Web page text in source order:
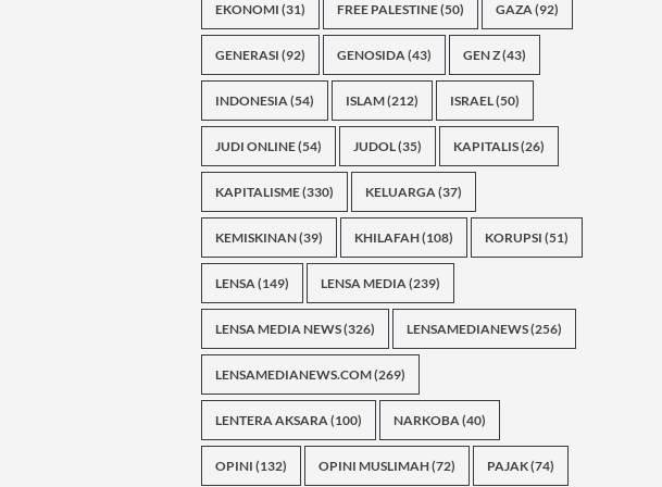
EKONOMI (31) FREE PALESTINE(50) GAZA(92)
GENERASI (92) GENOSIDA(43) GEN Z(43)
INDONESIA(54) ISLAM(212) ISRAEL(50)
JUDI ONLINE(54) JUDOL(35) KAPITALIS(26)
KAPITALISME(330) KELUARGA(37)
KEMISKINAN(39) KHILAFAH(108) KORUPSI (51)
LENSA(149) LENSA MEDIA(239)
LENSA MEDIA NEWS(326) LENSAMEDIANEWS(256)
LENSAMEDIANEWS.COM(269)
LENTERA AKSARA(100) NARKOBA(40)
OPINI (132) OPINI MUSLIMAH(72) PAJAK(74)